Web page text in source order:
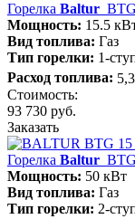
Горелка Baltur
Мощность: 15.5
Вид топлива: Газ
Тип горелки: 1-
Расход топлива:
Стоимость:
93 730 руб.
Заказать
Горелка Baltur
Мощность: 50 кВт
Вид топлива: Газ
Тип горелки: 2-